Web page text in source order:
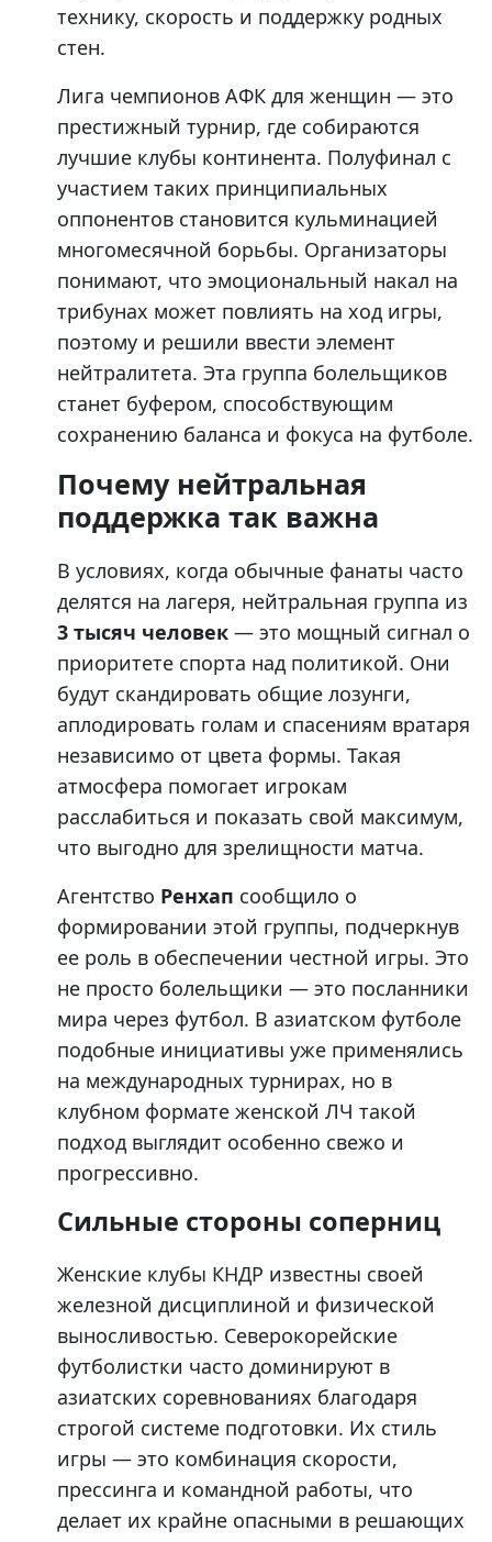
технику, скорость и поддержку родных
стен.
Лига чемпионов АФК для женщин — это
престижный турнир, где собираются
лучшие клубы континента. Полуфинал с
участием таких принципиальных
оппонентов становится кульминацией
многомесячной борьбы. Организаторы
понимают, что эмоциональный накал на
трибунах может повлиять на ход игры,
поэтому и решили ввести элемент
нейтралитета. Эта группа болельщиков
станет буфером, способствующим
сохранению баланса и фокуса на футболе.
Почему нейтральная
поддержка так важна
В условиях, когда обычные фанаты часто
делятся на лагеря, нейтральная группа из
3 тысяч человек — это мощный сигнал о
приоритете спорта над политикой. Они
будут скандировать общие лозунги,
аплодировать голам и спасениям вратаря
независимо от цвета формы. Такая
атмосфера помогает игрокам
расслабиться и показать свой максимум,
что выгодно для зрелищности матча.
Агентство Ренхап сообщило о
формировании этой группы, подчеркнув
ее роль в обеспечении честной игры. Это
не просто болельщики — это посланники
мира через футбол. В азиатском футболе
подобные инициативы уже применялись
на международных турнирах, но в
клубном формате женской ЛЧ такой
подход выглядит особенно свежо и
прогрессивно.
Сильные стороны соперниц
Женские клубы КНДР известны своей
железной дисциплиной и физической
выносливостью. Северокорейские
футболистки часто доминируют в
азиатских соревнованиях благодаря
строгой системе подготовки. Их стиль
игры — это комбинация скорости,
прессинга и командной работы, что
делает их крайне опасными в решающих